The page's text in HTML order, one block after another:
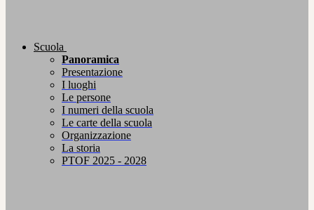
Scuola
Panoramica
Presentazione
I luoghi
Le persone
I numeri della scuola
Le carte della scuola
Organizzazione
La storia
PTOF 2025 - 2028